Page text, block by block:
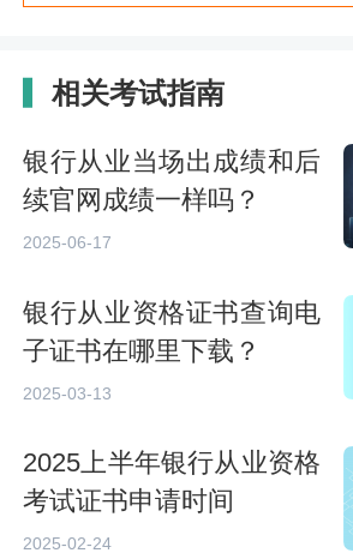
相关考试指南
银行从业当场出成绩和后
续官网成绩一样吗？
2025-06-17
银行从业资格证书查询电
子证书在哪里下载？
2025-03-13
2025上半年银行从业资格
考试证书申请时间
2025-02-24